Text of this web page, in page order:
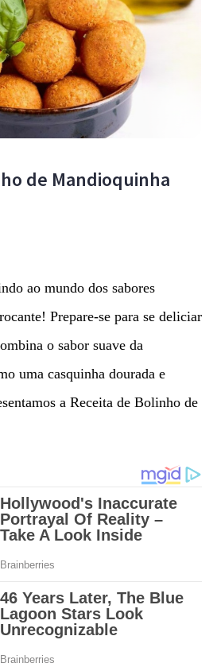
de Mandioquinha
ao mundo dos sabores
Prepare-se para se deliciar
o sabor suave da
uma casquinha dourada e
a Receita de Bolinho de